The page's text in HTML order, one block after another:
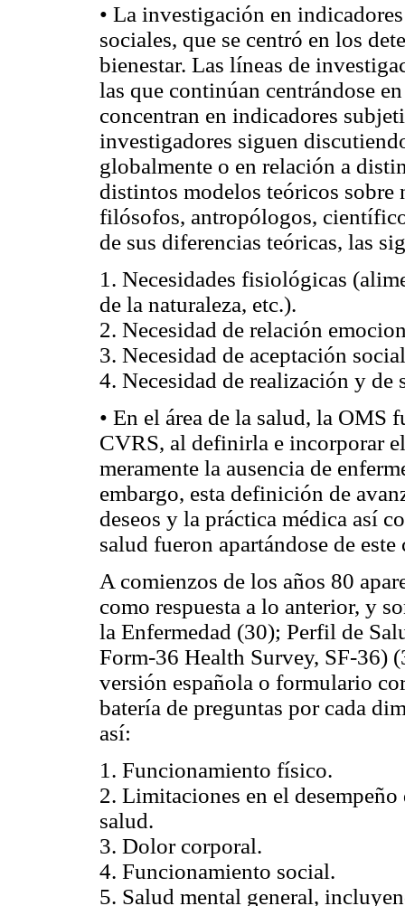
• La investigación en
sociales, que se centró en los
bienestar. Las líneas de
las que continúan centrándose
concentran en indicadores
investigadores siguen
globalmente o en relación a
distintos modelos teóricos sobre
filósofos, antropólogos,
de sus diferencias teóricas, las
1. Necesidades fisiológicas
de la naturaleza, etc.).
2. Necesidad de relación
3. Necesidad de aceptación
4. Necesidad de realización y de
• En el área de la salud, la OMS
CVRS, al definirla e incorporar
meramente la ausencia de
embargo, esta definición de
deseos y la práctica médica así
salud fueron apartándose de
A comienzos de los años 80
como respuesta a lo anterior, y
la Enfermedad (30); Perfil de
Form-36 Health Survey, SF-36)
versión española o formulario
batería de preguntas por cada
así:
1. Funcionamiento físico.
2. Limitaciones en el
salud.
3. Dolor corporal.
4. Funcionamiento social.
5. Salud mental general,